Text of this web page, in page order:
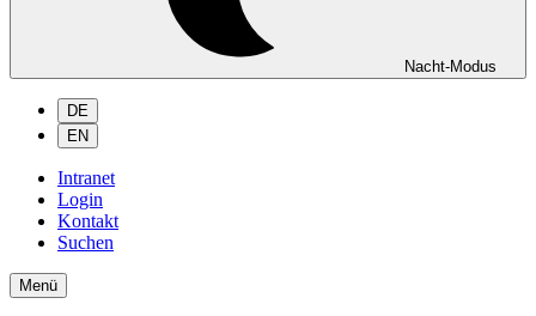
Nacht-Modus
DE
EN
Intranet
Login
Kontakt
Suchen
Menü